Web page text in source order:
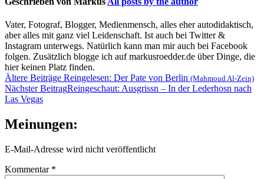
Vater, Fotograf, Blogger, Medienmensch, alles eher autodidaktisch,
aber alles mit ganz viel Leidenschaft. Ist auch bei Twitter &
Instagram unterwegs. Natürlich kann man mir auch bei Facebook
folgen. Zusätzlich blogge ich auf markusroedder.de über Dinge, die
hier keinen Platz finden.
Beitragsnavigation
Ältere Beiträge Reingelesen: Der Pate von Berlin (Mahmoud Al-Zein)
Nächster BeitragReingeschaut: Ausgrissn – In der Lederhosn nach
Las Vegas
Meinungen:
E-Mail-Adresse wird nicht veröffentlicht
Kommentar *